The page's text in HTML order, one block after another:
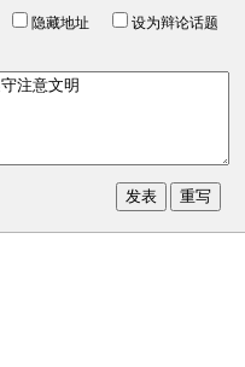
隐藏地址
设为辩论话题